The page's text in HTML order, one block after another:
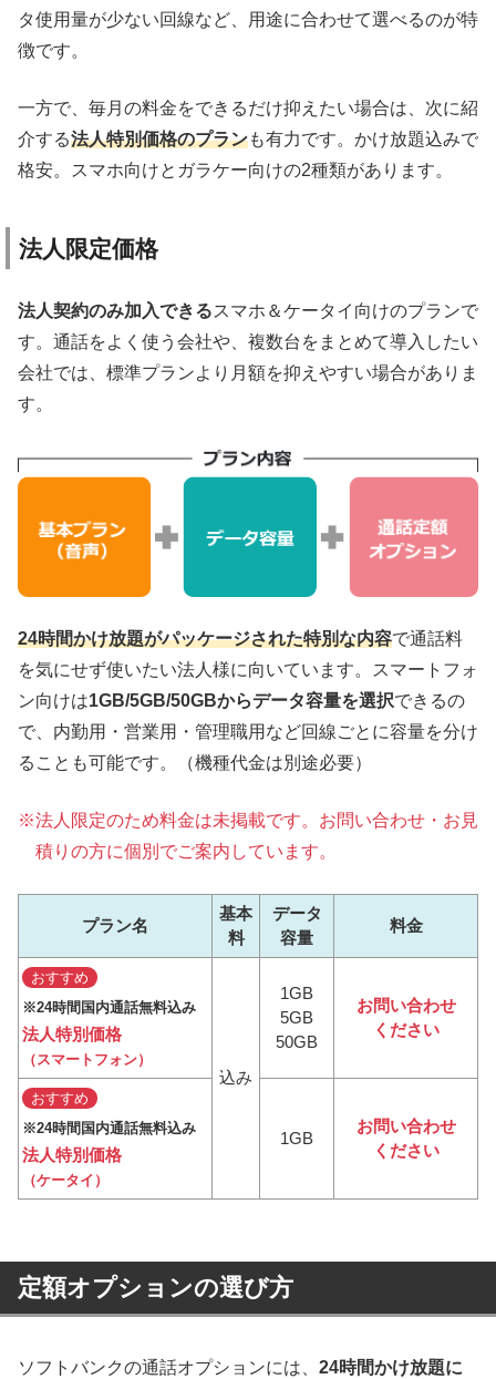
タ使用量が少ない回線など、用途に合わせて選べるのが特
徴です。
一方で、毎月の料金をできるだけ抑えたい場合は、次に紹
介する法人特別価格のプランも有力です。かけ放題込みで
格安。スマホ向けとガラケー向けの2種類があります。
法人限定価格
法人契約のみ加入できるスマホ＆ケータイ向けのプランで
す。通話をよく使う会社や、複数台をまとめて導入したい
会社では、標準プランより月額を抑えやすい場合がありま
す。
24時間かけ放題がパッケージされた特別な内容で通話料
を気にせず使いたい法人様に向いています。スマートフォ
ン向けは1GB/5GB/50GBからデータ容量を選択できるの
で、内勤用・営業用・管理職用など回線ごとに容量を分け
ることも可能です。（機種代金は別途必要）
法人限定のため料金は未掲載です。お問い合わせ・お見
積りの方に個別でご案内しています。
プラン名
基本
料
データ
容量
料金
おすすめ
24時間国内通話無料込み
法人特別価格
（スマートフォン）
込み
1GB
5GB
50GB
お問い合わせ
ください
おすすめ
24時間国内通話無料込み
法人特別価格
（ケータイ）
1GB
お問い合わせ
ください
定額オプションの選び方
ソフトバンクの通話オプションには、 24時間かけ放題に